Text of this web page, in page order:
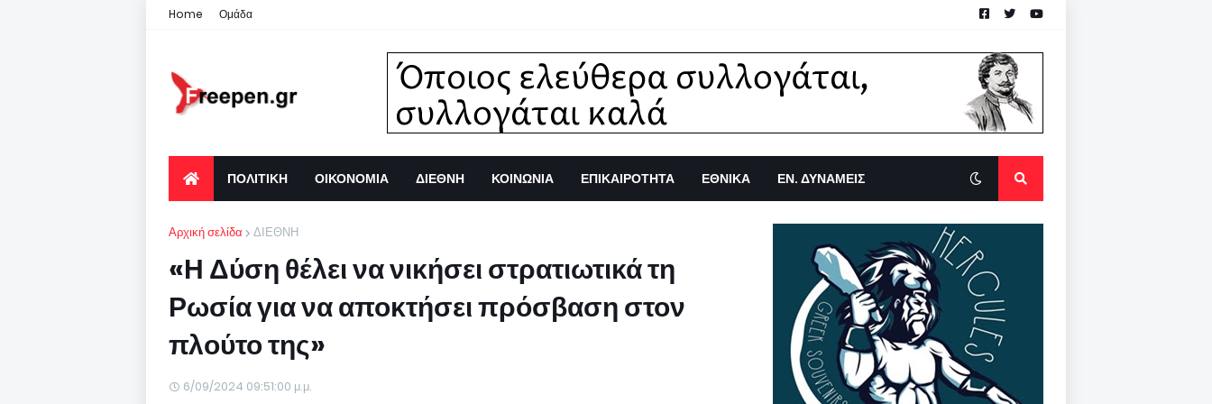
Home Ομάδα
ΠΟΛΙΤΙΚΗ ΟΙΚΟΝΟΜΙΑ ΔΙΕΘΝΗ ΚΟΙΝΩΝΙΑ ΕΠΙΚΑΙΡΟΤΗΤΑ ΕΘΝΙΚΑ ΕΝ. ΔΥΝΑΜΕΙΣ
Αρχική σελίδα ΔΙΕΘΝΗ
«Η Δύση θέλει να νικήσει στρατιωτικά τη
Ρωσία για να αποκτήσει πρόσβαση στον
πλούτο της»
6/09/2024 09:51:00 μ.μ.